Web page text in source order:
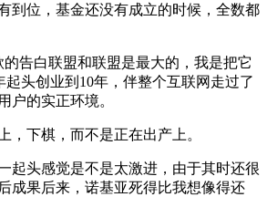
位，基金还没有成立的时候，全数都
告白联盟和联盟是最大的，我是把它
头创业到10年，伴整个互联网走过了
户的实正环境。
下棋，而不是正在出产上。
头感觉是不是太激进，由于其时还很
成果后来，诺基亚死得比我想像得还